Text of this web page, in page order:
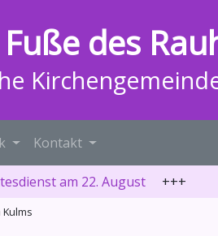
des
Kontakt
am 22. August +++